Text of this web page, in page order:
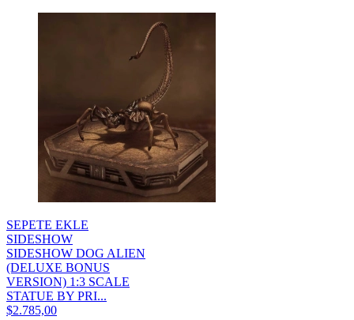
SEPETE EKLE
SIDESHOW
SIDESHOW DOG ALIEN
(DELUXE BONUS
VERSION) 1:3 SCALE
STATUE BY PRI...
$2.785,00